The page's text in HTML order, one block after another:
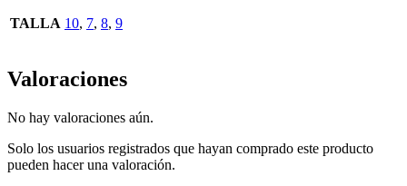
TALLA 10, 7, 8, 9
Valoraciones
No hay valoraciones aún.
Solo los usuarios registrados que hayan comprado este producto
pueden hacer una valoración.